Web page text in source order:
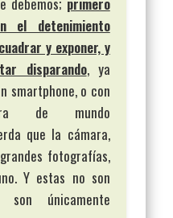
el detenimiento
y exponer, y
disparando, ya
smartphone, o con
de mundo
que la cámara,
fotografías,
Y estas no son
únicamente